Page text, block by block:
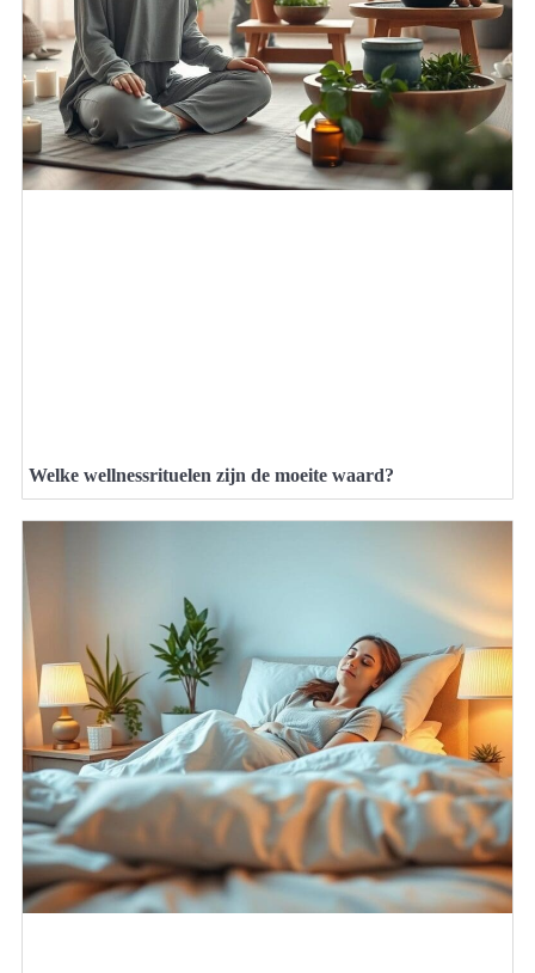
Welke wellnessrituelen zijn de moeite waard?